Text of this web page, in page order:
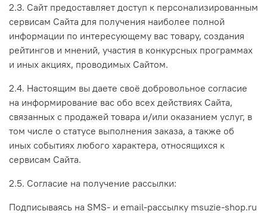
2.3. Сайт предоставляет доступ к персонализированным
сервисам Сайта для получения наиболее полной
информации по интересующему вас товару, создания
рейтингов и мнений, участия в конкурсных программах
и иных акциях, проводимых Сайтом.
2.4. Настоящим вы даете своё добровольное согласие
на информирование вас обо всех действиях Сайта,
связанных с продажей товара и/или оказанием услуг, в
том числе о статусе выполнения заказа, а также об
иных событиях любого характера, относящихся к
сервисам Сайта.
2.5. Согласие на получение рассылки:
Подписываясь на SMS- и email-рассылку msuzie-shop.ru